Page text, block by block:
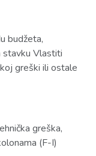
budžeta,
stavku Vlastiti
greški ili ostale
greška,
(F-I)